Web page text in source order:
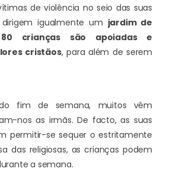
de violência no seio das suas
igualmente um jardim de
crianças são apoiadas e
cristãos, para além de serem
fim de semana, muitos vêm
nos as irmãs. De facto, as suas
permitir-se sequer o estritamente
das religiosas, as crianças podem
a semana.